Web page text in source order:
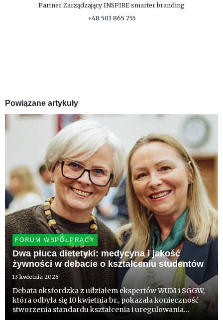
Partner Zarządzający INSPIRE smarter branding
+48 501 865 755
Powiązane artykuły
FORUM WSPÓŁPRACY
Dwa płuca dietetyki: medycyna i jakość
żywności w debacie o kształceniu studentów
13 kwietnia 2026
Debata oksfordzka z udziałem ekspertów WUM i SGGW,
która odbyła się 10 kwietnia br., pokazała konieczność
stworzenia standardu kształcenia i uregulowania